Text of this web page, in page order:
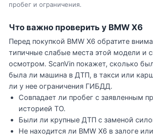
пробег и ограничения.
Что важно проверить у BMW X6
Перед покупкой BMW X6 обратите
типичные слабые места этой модели и
осмотром. ScanVin покажет, сколько
была ли машина в ДТП, в такси или
ли у нее ограничения ГИБДД.
Совпадает ли пробег с заявленным
историей ТО.
Были ли крупные ДТП с заменой
Не находится ли BMW X6 в залоге